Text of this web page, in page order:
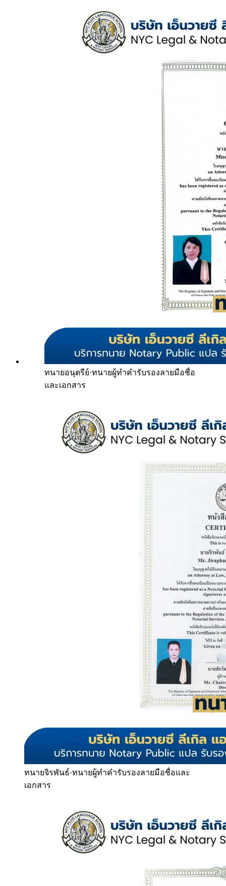
ทนายอนุตรีย์·ทนายผู้ทำคำรับรองลายมือชื่อ
และเอกสาร
ทนายจิรพันธ์·ทนายผู้ทำคำรับรองลายมือชื่อและ
เอกสาร